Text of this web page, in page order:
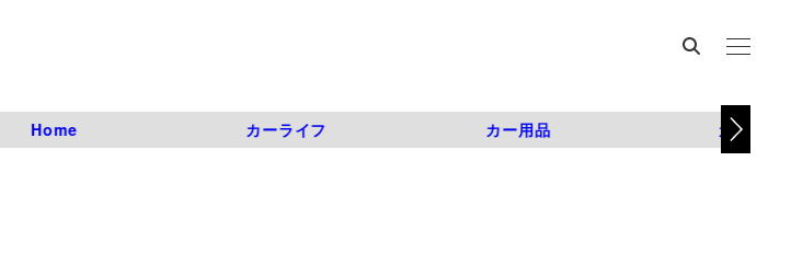
Home カーライフ カー用品 カスタム